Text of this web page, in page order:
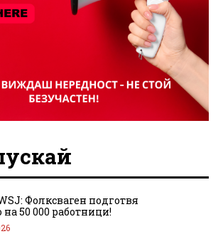
Фолксваген подготвя
50 000 работници!